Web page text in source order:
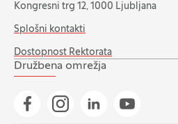
Kongresni trg 12, 1000 Ljubljana
Splošni kontakti
Dostopnost Rektorata
Družbena omrežja
Pojdi na našo Facebook stran
Pojdi na našo
Pojdi naPojdi na